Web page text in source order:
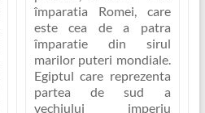
împaratia Romei, care
estecea de a patra
împaratie din sirul
marilor puteri mondiale.
Egiptul care reprezenta
partea de sud a
vechiului imperiu